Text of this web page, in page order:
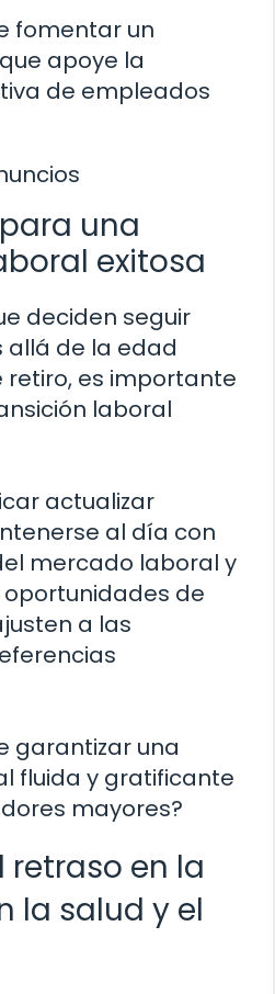
fomentar un
apoye la
de empleados
una
exitosa
deciden seguir
de la edad
retiro, es importante
laboral
actualizar
al día con
mercado laboral y
de
a las
garantizar una
fluida y gratificante
mayores?
en la
la salud y el